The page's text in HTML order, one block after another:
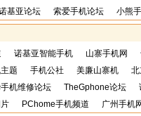
基亚论坛 索爱手机论坛 小熊
诺基亚智能手机 山寨手机网
题 手机公社 美廉山寨机 北
机维修论坛 TheGphone论坛
PChome手机频道 广州手机